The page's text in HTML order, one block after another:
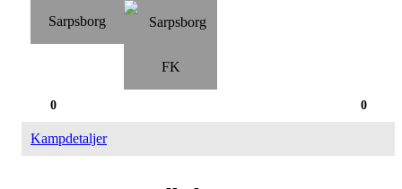
0
0
Kampdetaljer